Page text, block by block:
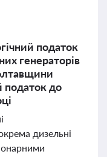
податок
генераторів
податок до
дизельні